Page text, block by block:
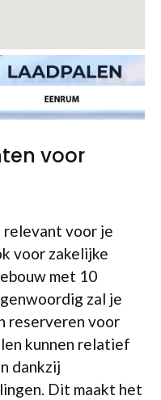
voor
relevant voor je
voor zakelijke
met 10
zal je
reserveren voor
kunnen relatief
dankzij
Dit maakt het